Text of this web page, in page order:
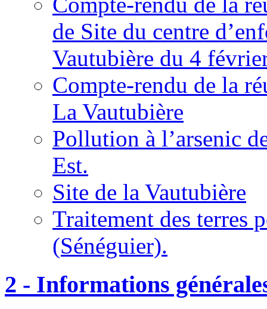
de Site du centre
Vautubière du 4
Compte-rendu de la
La Vautubière
Pollution à l’arsenic
Est.
Site de la Vautubière
Traitement des terres
(Sénéguier).
2 - Informations